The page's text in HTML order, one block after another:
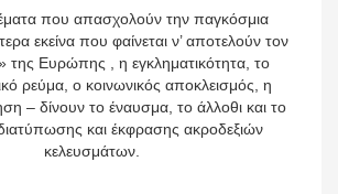
εκείνα που φαίνεται ν’ αποτελούν τον
της Ευρώπης , η εγκληματικότητα, το
ρεύμα, ο κοινωνικός αποκλεισμός, η
– δίνουν το έναυσμα, το άλλοθι και το
και έκφρασης ακροδεξιών
κελευσμάτων.